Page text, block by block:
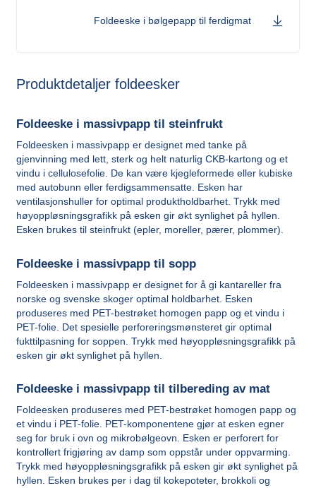
Foldeeske i bølgepapp til ferdigmat
Produktdetaljer foldeesker
Foldeeske i massivpapp til steinfrukt
Foldeesken i massivpapp er designet med tanke på
gjenvinning med lett, sterk og helt naturlig CKB-kartong og et
vindu i cellulosefolie. De kan være kjegleformede eller kubiske
med autobunn eller ferdigsammensatte. Esken har
ventilasjonshuller for optimal produktholdbarhet. Trykk med
høyoppløsningsgrafikk på esken gir økt synlighet på hyllen.
Esken brukes til steinfrukt (epler, moreller, pærer, plommer).
Foldeeske i massivpapp til sopp
Foldeesken i massivpapp er designet for å gi kantareller fra
norske og svenske skoger optimal holdbarhet. Esken
produseres med PET-bestrøket homogen papp og et vindu i
PET-folie. Det spesielle perforeringsmønsteret gir optimal
fukttilpasning for soppen. Trykk med høyoppløsningsgrafikk på
esken gir økt synlighet på hyllen.
Foldeeske i massivpapp til tilbereding av mat
Foldeesken produseres med PET-bestrøket homogen papp og
et vindu i PET-folie. PET-komponentene gjør at esken egner
seg for bruk i ovn og mikrobølgeovn. Esken er perforert for
kontrollert frigjøring av damp som oppstår under oppvarming.
Trykk med høyoppløsningsgrafikk på esken gir økt synlighet på
hyllen. Esken brukes per i dag til kokepoteter, brokkoli og